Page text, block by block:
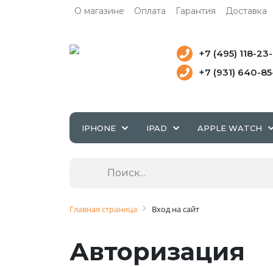
О магазине Оплата Гарантия Доставка
+7 (495) 118-
+7 (931) 640-
IPHONE IPAD APPLE WATCH
Главная страница Вход на сайт
Авторизация